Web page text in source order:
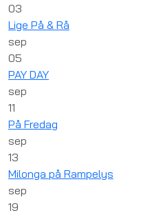
03
Lige På & Rå
sep
05
PAY DAY
sep
11
På Fredag
sep
13
Milonga på Rampelys
sep
19